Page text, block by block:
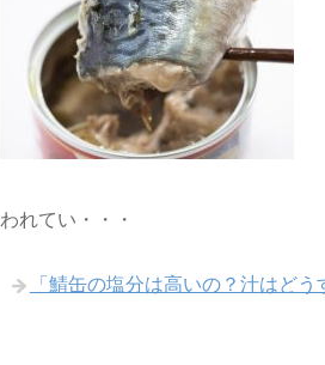
われてい・・・
「鯖缶の塩分は高いの？汁はど